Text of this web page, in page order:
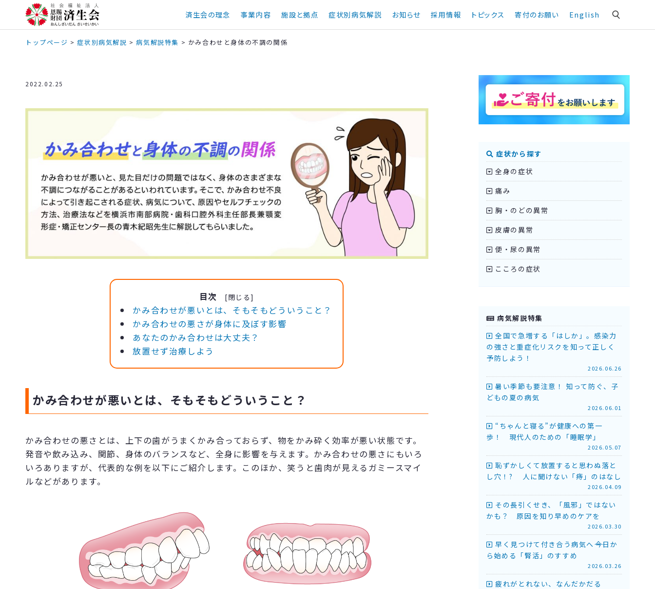
済生会の理念 事業内容 施設と拠点 症状別病気解説 お知らせ 採用情報 トピックス 寄付のお願い English
トップページ >症状別病気解説 >病気解説特集 > かみ合わせと身体の不調の関係
2022.02.25
目次
かみ合わせが悪いとは、そもそもどういうこと？
かみ合わせの悪さが身体に及ぼす影響
あなたのかみ合わせは大丈夫？
放置せず治療しよう
かみ合わせが悪いとは、そもそもどういうこと？
かみ合わせの悪さとは、上下の歯がうまくかみ合っておらず、物をかみ砕く効率が悪い状態です。
発音や飲み込み、関節、身体のバランスなど、全身に影響を与えます。かみ合わせの悪さにもいろ
いろありますが、代表的な例を以下にご紹介します。このほか、笑うと歯肉が見えるガミースマイ
ルなどがあります。
症状から探す
全身の症状
痛み
胸・のどの異常
皮膚の異常
便・尿の異常
こころの症状
病気解説特集
全国で急増する「はしか」。感染力
の強さと重症化リスクを知って正しく
予防しよう！
2026.06.26
暑い季節も要注意！ 知って防ぐ、子
どもの夏の病気
2026.06.01
“ちゃんと寝る”が健康への第一
歩！ 現代人のための「睡眠学」
2026.05.07
恥ずかしくて放置すると思わぬ落と
し穴！? 人に聞けない「痔」のはなし
2026.04.09
その長引くせき、「風邪」ではない
かも？ 原因を知り早めのケアを
2026.03.30
早く見つけて付き合う病気へ――今日か
ら始める「腎活」のすすめ
2026.03.26
疲れがとれない、なんだかだる